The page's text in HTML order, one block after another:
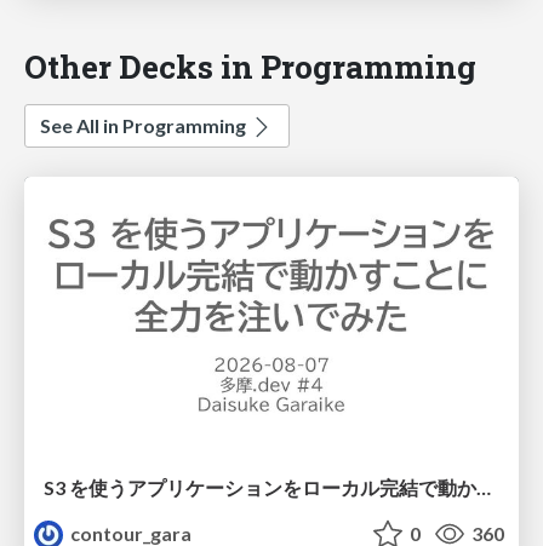
Other Decks in Programming
See All in Programming
S3 を使うアプリケーションをローカル完結で動かすことに全力を注いでみた / Running S3 Apps Offline
contour_gara
0 360